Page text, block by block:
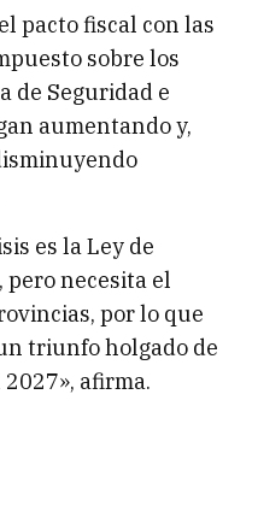
pacto fiscal con las
sobre los
de Seguridad e
aumentando y,
es la Ley de
pero necesita el
por lo que
triunfo holgado de
afirma.